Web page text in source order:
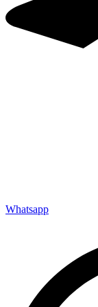
Whatsapp